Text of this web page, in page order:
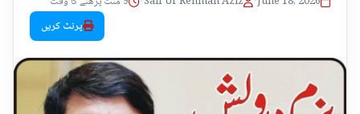
پرنٹ کریں